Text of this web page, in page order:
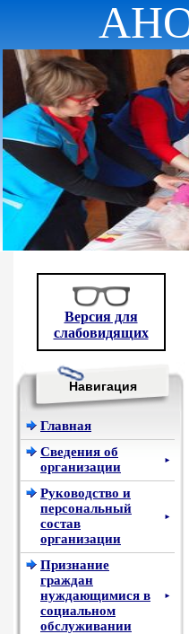
Версия для
слабовидящих
Навигация
Главная
Сведения об
организации
►
Руководство и
персональный
состав
организации
►
Признание
граждан
нуждающимися в
социальном
обслуживании
►